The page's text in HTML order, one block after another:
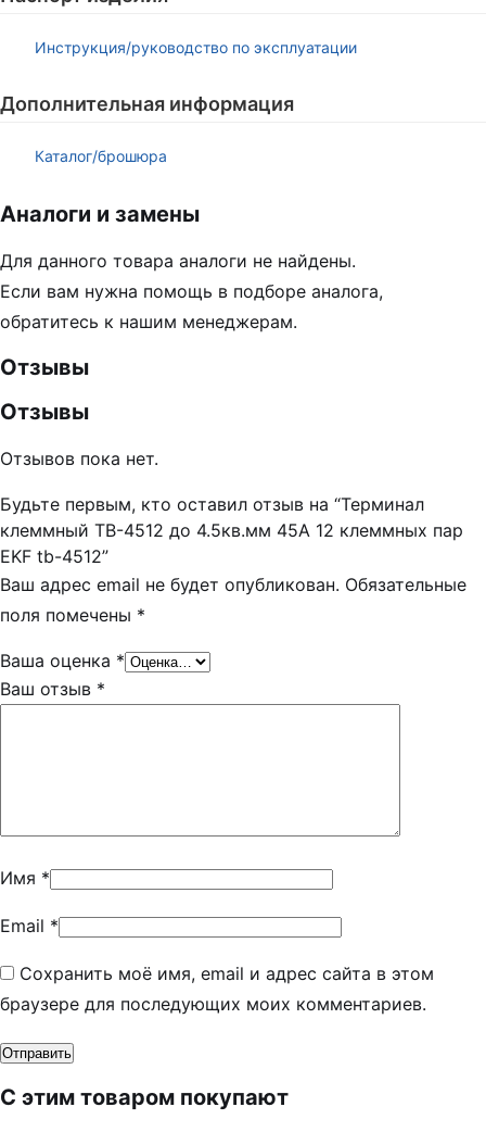
Инструкция/руководство по эксплуатации
Дополнительная информация
Каталог/брошюра
Аналоги и замены
Для данного товара аналоги не найдены.
Если вам нужна помощь в подборе аналога,
обратитесь к нашим менеджерам.
Отзывы
Отзывы
Отзывов пока нет.
Будьте первым, кто оставил отзыв на “Терминал
клеммный TB-4512 до 4.5кв.мм 45А 12 клеммных пар
EKF tb-4512”
Ваш адрес email не будет опубликован. Обязательные
поля помечены *
Ваша оценка *
Ваш отзыв *
Имя *
Email *
Сохранить моё имя, email и адрес сайта в этом
браузере для последующих моих комментариев.
С этим товаром покупают